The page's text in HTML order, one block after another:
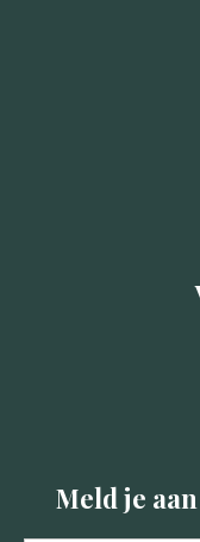
Meld je